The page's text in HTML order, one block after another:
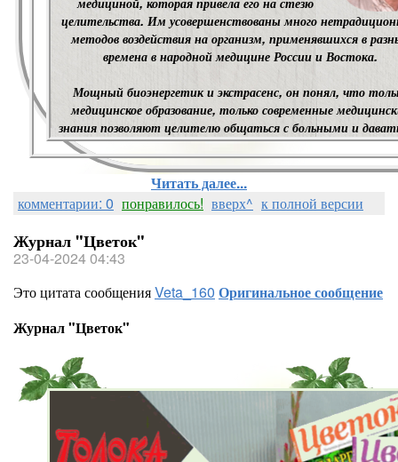
целительства. Им усовершенствованы много
методов воздействия на организм, применявшихся в
времена в народной медицине России и Востока.
Мощный биоэнергетик и экстрасенс, он понял, что
медицинское образование, только современные
знания позволяют целителю общаться с больными и
Читать далее...
комментарии: 0 понравилось! вверх^ к полной версии
Журнал "Цветок"
23-04-2024 04:43
Это цитата сообщенияVeta_160 Оригинальное сообщение
Журнал "Цветок"